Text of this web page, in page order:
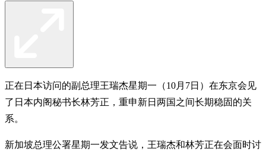
正在日本访问的副总理王瑞杰星期一（10月7日）在东京会见
了日本内阁秘书长林芳正，重申新日两国之间长期稳固的关
系。
新加坡总理公署星期一发文告说，王瑞杰和林芳正在会面时讨